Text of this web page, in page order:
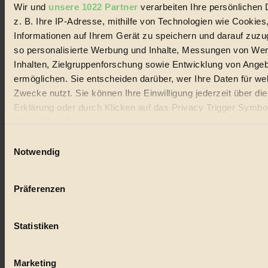
Wir und unsere 1022 Partner verarbeiten Ihre persönlichen
z. B. Ihre IP-Adresse, mithilfe von Technologien wie
Informationen auf Ihrem Gerät zu speichern und darauf
so personalisierte Werbung und Inhalte, Messungen von
Inhalten, Zielgruppenforschung sowie Entwicklung von
ermöglichen. Sie entscheiden darüber, wer Ihre Daten für
Zwecke nutzt. Sie können Ihre Einwilligung jederzeit über
Erklärung oder durch Klicken auf das Privacy Trigger
oder widerrufen
Wenn Sie es erlauben, würden wir auch gerne:
Ihr Gerät durch aktives Scannen nach bestimmten
Erfahren Sie mehr darüber, wie Ihre persönlichen Daten
Notwendig
Präferenzen
Statistiken
Marketing
Lebensmittel
Natur
Essen